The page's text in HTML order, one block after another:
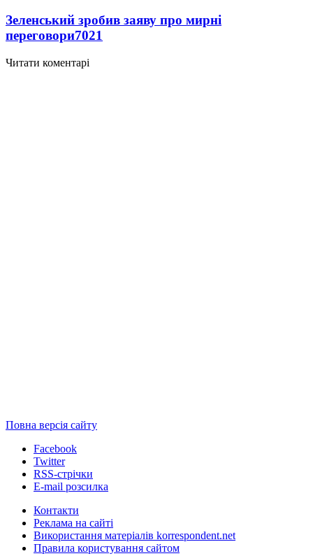
Зеленський зробив заяву про мирні
переговори7021
Читати коментарі
Повна версія сайту
Facebook
Twitter
RSS-стрічки
E-mail розсилка
Контакти
Реклама на сайті
Використання матеріалів korrespondent.net
Правила користування сайтом